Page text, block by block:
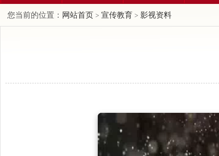
您当前的位置： 网站首页 > 宣传教育 > 影视资料